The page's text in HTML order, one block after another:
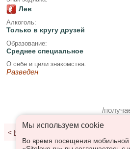
Лев
Алкоголь:
Только в кругу друзей
Образование:
Среднее специальное
О себе и цели знакомства:
Разведен
/
< К результатам поиска
Мы используем сookie
Во время посещения мобильной